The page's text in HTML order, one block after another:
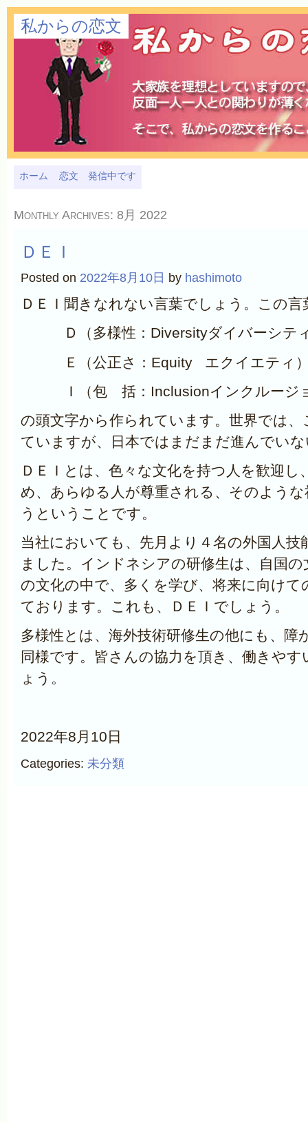
私からの恋文
ホーム 恋文 発信中です
Monthly Archives: 8月 2022
ＤＥＩ
Posted on 2022年8月10日 by hashimoto
ＤＥＩ聞きなれない言葉でしょう。この言
Ｄ
（多様性：Diversityダイバーシテ
Ｅ
（公正さ：Equity エクイエティ
Ｉ
（包 括：Inclusionインクルージ
の頭文字から作られています。世界では、
ていますが、日本ではまだまだ進んでい
ＤＥＩとは、色々な文化を持つ人を歓迎し
め、あらゆる人が尊重される、そのよう
うということです。
当社においても、先月より４名の外国人技
ました。インドネシアの研修生は、自国
の文化の中で、多くを学び、将来に向けて
ております。これも、ＤＥＩでしょう。
多様性とは、海外技術研修生の他にも、障
同様です。皆さんの協力を頂き、働きや
ょう。
2022年8月10日
Categories: 未分類